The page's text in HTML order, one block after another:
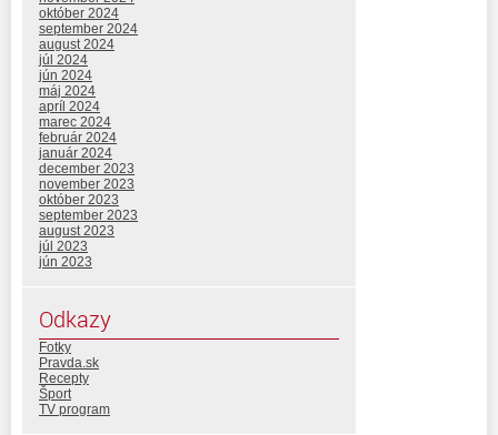
október 2024
september 2024
august 2024
júl 2024
jún 2024
máj 2024
apríl 2024
marec 2024
február 2024
január 2024
december 2023
november 2023
október 2023
september 2023
august 2023
júl 2023
jún 2023
Odkazy
Fotky
Pravda.sk
Recepty
Šport
TV program